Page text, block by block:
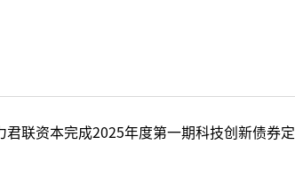
联资本完成2025年度第一期科技创新债券定向发行